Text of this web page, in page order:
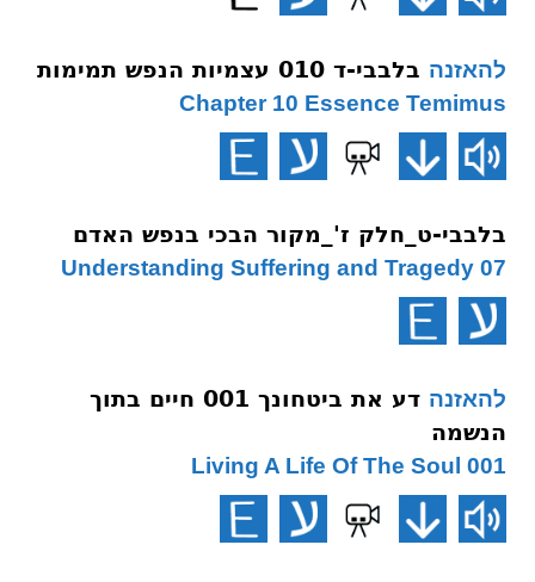
להאזנה בלבבי-ד 010 עצמיות הנפש תמימות
Chapter 10 Essence Temimus
בלבבי-ט_חלק ז'_מקור הבכי בנפש האדם
07 Understanding Suffering and Tragedy
להאזנה
דע את ביטחונך 001 חיים בתוך
הנשמה
001 Living A Life Of The Soul